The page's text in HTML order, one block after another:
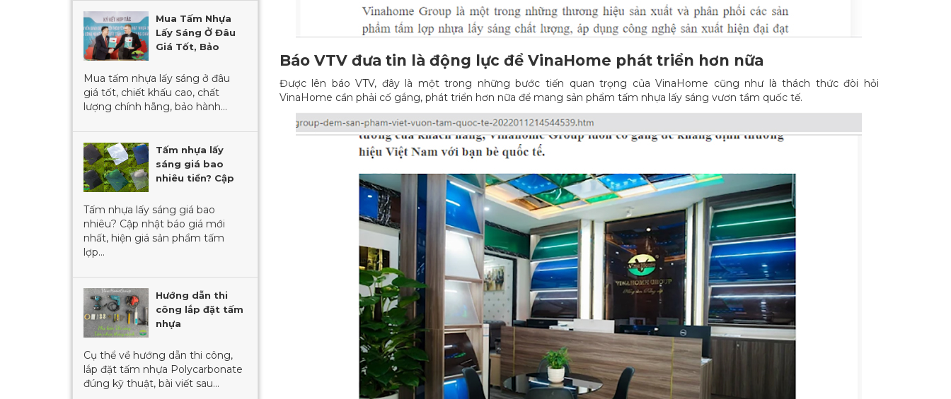
Mua Tấm Nhựa
Lấy Sáng Ở Đâu
Giá Tốt, Bảo
Mua tấm nhựa lấy sáng ở đâu
giá tốt, chiết khấu cao, chất
lượng chính hãng, bảo hành...
Tấm nhựa lấy
sáng giá bao
nhiêu tiền? Cập
2023
Tấm nhựa lấy sáng giá bao
nhiêu? Cập nhật báo giá mới
nhất, hiện giá sản phẩm tấm
lợp...
Hướng dẫn thi
công lắp đặt tấm
nhựa
[KÈM VIDEO]
Cụ thể về hướng dẫn thi công,
lắp đặt tấm nhựa Polycarbonate
đúng kỹ thuật, bài viết sau...
Báo VTV đưa tin là động lực để VinaHome phát triển hơn nữa
Được lên báo VTV, đây là một trong những bước tiến quan trọng của VinaHome cũng như là thách thức đòi hỏi
VinaHome cần phải cố gắng, phát triển hơn nữa để mang sản phẩm tấm nhựa lấy sáng vươn tầm quốc tế.